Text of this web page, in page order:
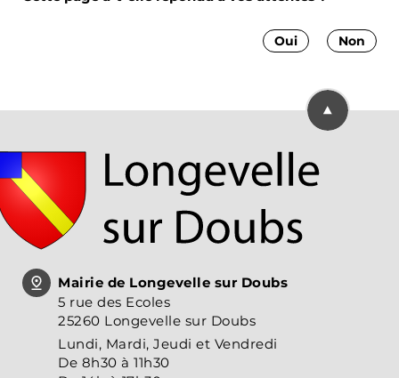
Non
Oui
Retourner
Mairie de Longevelle sur Doubs
5 rue des Ecoles
25260 Longevelle sur Doubs
Lundi, Mardi, Jeudi et Vendredi
De 8h30 à 11h30